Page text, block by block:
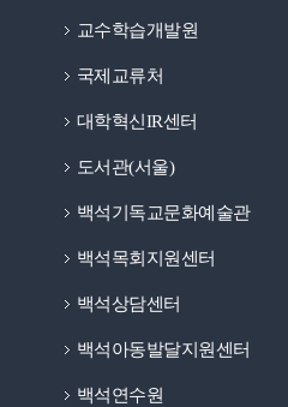
교수학습개발원
국제교류처
대학혁신IR센터
도서관(서울)
백석기독교문화예술관
백석목회지원센터
백석상담센터
백석아동발달지원센터
백석연수원